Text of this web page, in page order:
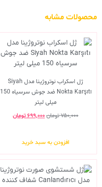
محصولات مشابه
ژل اسکراب نوتروژینا مدل Siyah
Nokta Karşıtı ضد جوش سرسیاه 150
میلی لیتر
۷۵۰,۰۰۰تومان۶۹۹,۰۰۰تومان
افزودن به سبد خرید